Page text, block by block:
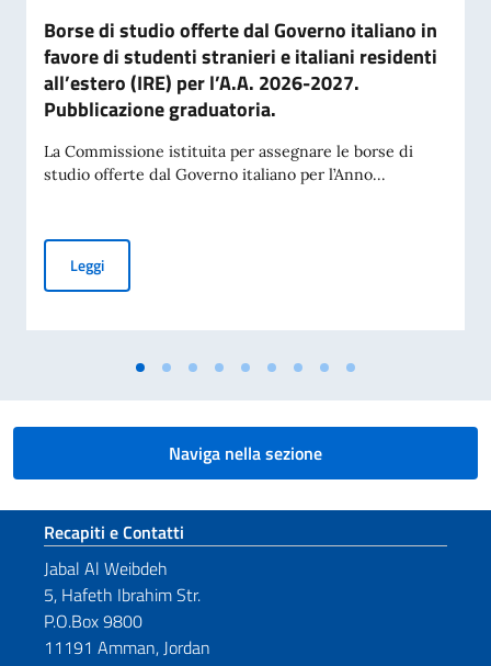
Borse di studio offerte dal Governo italiano in
favore di studenti stranieri e italiani residenti
all’estero (IRE) per l’A.A. 2026-2027.
Pubblicazione graduatoria.
La Commissione istituita per assegnare le borse di
studio offerte dal Governo italiano per l’Anno...
LeggiBorse di studio offerte dal Governo italiano in favore di
Naviga nella sezione
Sezione footer
Recapiti e Contatti
Jabal Al Weibdeh
5, Hafeth Ibrahim Str.
P.O.Box 9800
11191 Amman, Jordan